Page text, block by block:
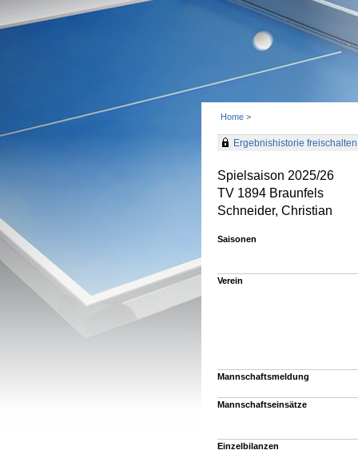
Home >
Ergebnishistorie freischalten
Spielsaison 2025/26
TV 1894 Braunfels
Schneider, Christian
Saisonen
Verein
Mannschaftsmeldung
Mannschaftseinsätze
Einzelbilanzen